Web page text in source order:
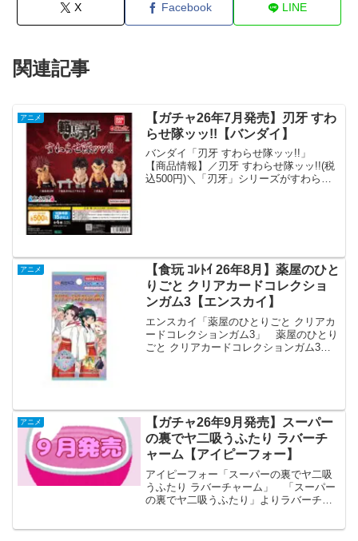
X Facebook LINE
関連記事
アニメ
【ガチャ26年7月発売】刃牙 すわ
らせ隊ッッ!!【バンダイ】
バンダイ「刃牙 すわらせ隊ッッ!!」
【商品情報】／刃牙 すわらせ隊ッッ!!(税
込500円)＼「刃牙」シリーズがすわらせ
アニメ
【食玩 ｺﾚﾄｲ 26年8月】薬屋のひと
りごと クリアカードコレクショ
ンガム3【エンスカイ】
エンスカイ「薬屋のひとりごと クリアカ
ードコレクションガム3」 薬屋のひとり
ごと クリアカードコレクションガム3
アニメ
【ガチャ26年9月発売】スーパー
の裏でヤ二吸うふたり ラバーチ
ャーム【アイピーフォー】
アイピーフォー「スーパーの裏でヤ二吸
うふたり ラバーチャーム」 「スーパー
の裏でヤ二吸うふたり」よりラバーチャ